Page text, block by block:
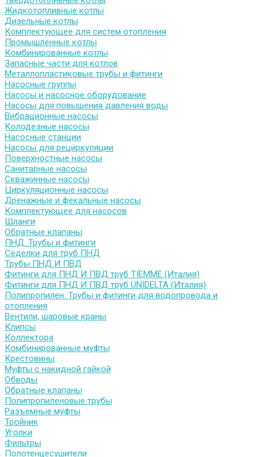
Жидкотопливные котлы
Дизельные котлы
Комплектующее для систем отопления
Промышленные котлы
Комбинированные котлы
Запасные части для котлов
Металлопластиковые трубы и фитинги
Насосные группы
Насосы и насосное оборудование
Насосы для повышения давления воды
Вибрационные насосы
Колодезные насосы
Насосные станции
Насосы для рециркуляции
Поверхностные насосы
Санитарные насосы
Скважинные насосы
Циркуляционные насосы
Дренажные и фекальные насосы
Комплектующее для насосов
Шланги
Обратные клапаны
ПНД. Трубы и фитинги
Седелки для труб ПНД
Трубы ПНД И ПВД
Фитинги для ПНД И ПВД труб TIEMME (Италия)
Фитинги для ПНД И ПВД труб UNIDELTA (Италия)
Полипропилен. Трубы и фитинги для водопровода и
отопления
Вентили, шаровые краны
Клипсы
Коллектора
Комбинированные муфты
Крестовины
Муфты с накидной гайкой
Обводы
Обратные клапаны
Полипропиленовые трубы
Разъемные муфты
Тройник
Уголки
Фильтры
Полотенцесушители